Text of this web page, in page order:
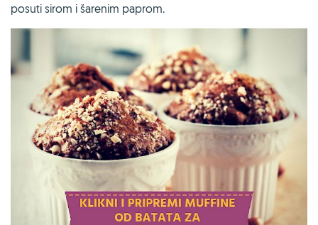
posuti sirom i šarenim paprom.